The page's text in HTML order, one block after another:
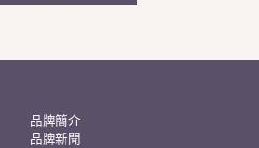
品牌簡介
品牌新聞